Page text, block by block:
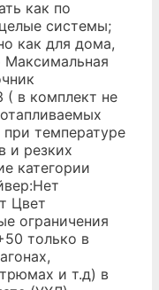
как по
системы;
как для дома,
Максимальная
( в комплект не
температуре
и резких
категории
Цвет
ограничения
только в
и т.д) в